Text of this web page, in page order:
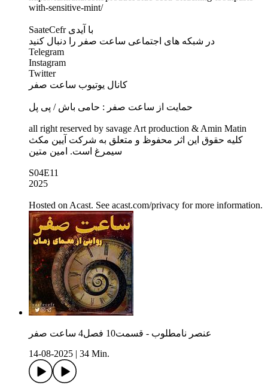
with-sensitive-mint/
SaateCefr با آیدی
در شبکه های اجتماعی ساعت صفر را دنبال کنید
Telegram
Instagram
Twitter
کانال یوتیوب ساعت صفر
حمایت از ساعت صفر : حامی باش / پی پل
all right reserved by savage Art production & Amin Matin
کلیه حقوق این اثر محفوظ و متعلق به شرکت آیین مکث
سیمرغ است. امین متین
S04E11
2025
Hosted on Acast. See acast.com/privacy for more information.
عنصر نامطلوب - قسمت10 فصل4 ساعت صفر
14-08-2025
34 Min.